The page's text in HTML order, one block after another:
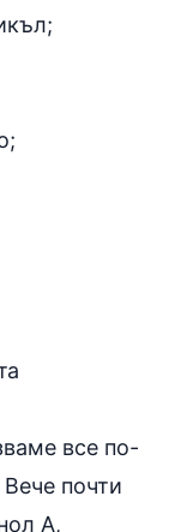
все по-
почти
А,